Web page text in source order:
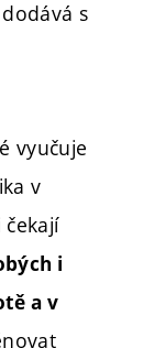
s
vyučuje
v
i
a v